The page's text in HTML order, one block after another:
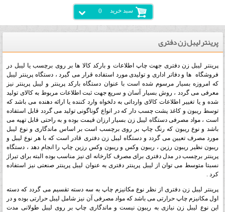
سبد خرید 0
پرینتر لیبل زن دفتری
پرینتر لیبل زن دفتری جهت چاپ اطلاعات و بارکد کالا ها بر روی برچسب یا لیبل در
فروشگاه ها و دفاتر اداری و تولیدی مورد استفاده قرار می گیرد ، دستگاه پرینتر لیبل
که امروزه بسیار مرسوم شده است با عنوان دستگاه بارکد پرینتر و لیبل پرینتر نیز
معرفی می گردد ، روش بسیار آسان و سریع جهت ثبت اطلاعات مربوط به کالای تولید
شده و یا تغییر اطلاعات کالای وارداتی به دلخواه وارد کننده یا ارائه دهنده می باشد که
توسط ریبون و کاغذ پشت چسب دار که در انواع گوناگونی تولید می گردد قابل استفاده
است ، مواد مصرفی دستگاه لیبل زن بسیار ارزان قیمت بوده و به راحتی قابل تهیه می
باشد و نوع ریبون که رنگ چاپ بر روی برچسب است بر اساس ماندگاری و نوع لیبل
مورد مصرف تعیین می گردد و دستگاه لیبل زن دفتری قادر است که با هر نوع لیبل و
ریبون نظیر ریبون رزین ، ریبون وکس و ریبون وکس رزین چاپ را انجام دهد ، دستگاه
پرینتر برچسب در مدل دفتری برای مصرف کارخانه ای نیز مناسب بوده البته برای تیراژ
نسبتا متوسط می توان از لیبل پرینتر دفتری به عنوان لیبل پرینتر صنعتی نیز استفاده
کرد .
پرینتر لیبل زن دفتری از نظر نوع مکانیزم چاپ به سه دسته تقسیم می گردد که دسته
اول مکانیزم چاپ حرارتی می باشد که مواد مصرفی آن نیز شامل لیبل حرارتی بوده و در
این نوع لیبل زن نیازی به ریبون نیست و ماندگاری چاپ بر روی لیبل طولانی مدت